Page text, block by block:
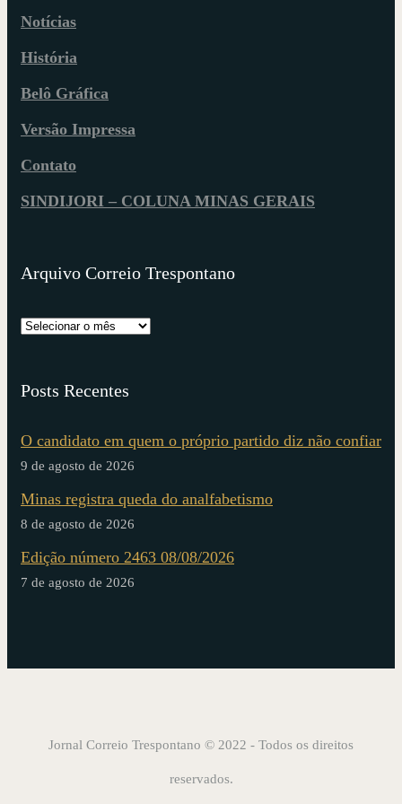
Notícias
História
Belô Gráfica
Versão Impressa
Contato
SINDIJORI – COLUNA MINAS GERAIS
Arquivo Correio Trespontano
Posts Recentes
O candidato em quem o próprio partido diz não confiar
9 de agosto de 2026
Minas registra queda do analfabetismo
8 de agosto de 2026
Edição número 2463 08/08/2026
7 de agosto de 2026
Jornal Correio Trespontano © 2022 - Todos os direitos
reservados.